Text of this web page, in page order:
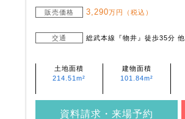
販売価格 3,290万円（税込）
交通 総武本線『物井』徒歩35分 他
土地面積
214.51m²
建物面積
101.84m²
資料請求・来場予約